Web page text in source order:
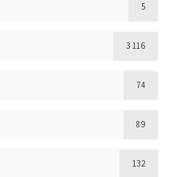
5
3 116
74
89
132